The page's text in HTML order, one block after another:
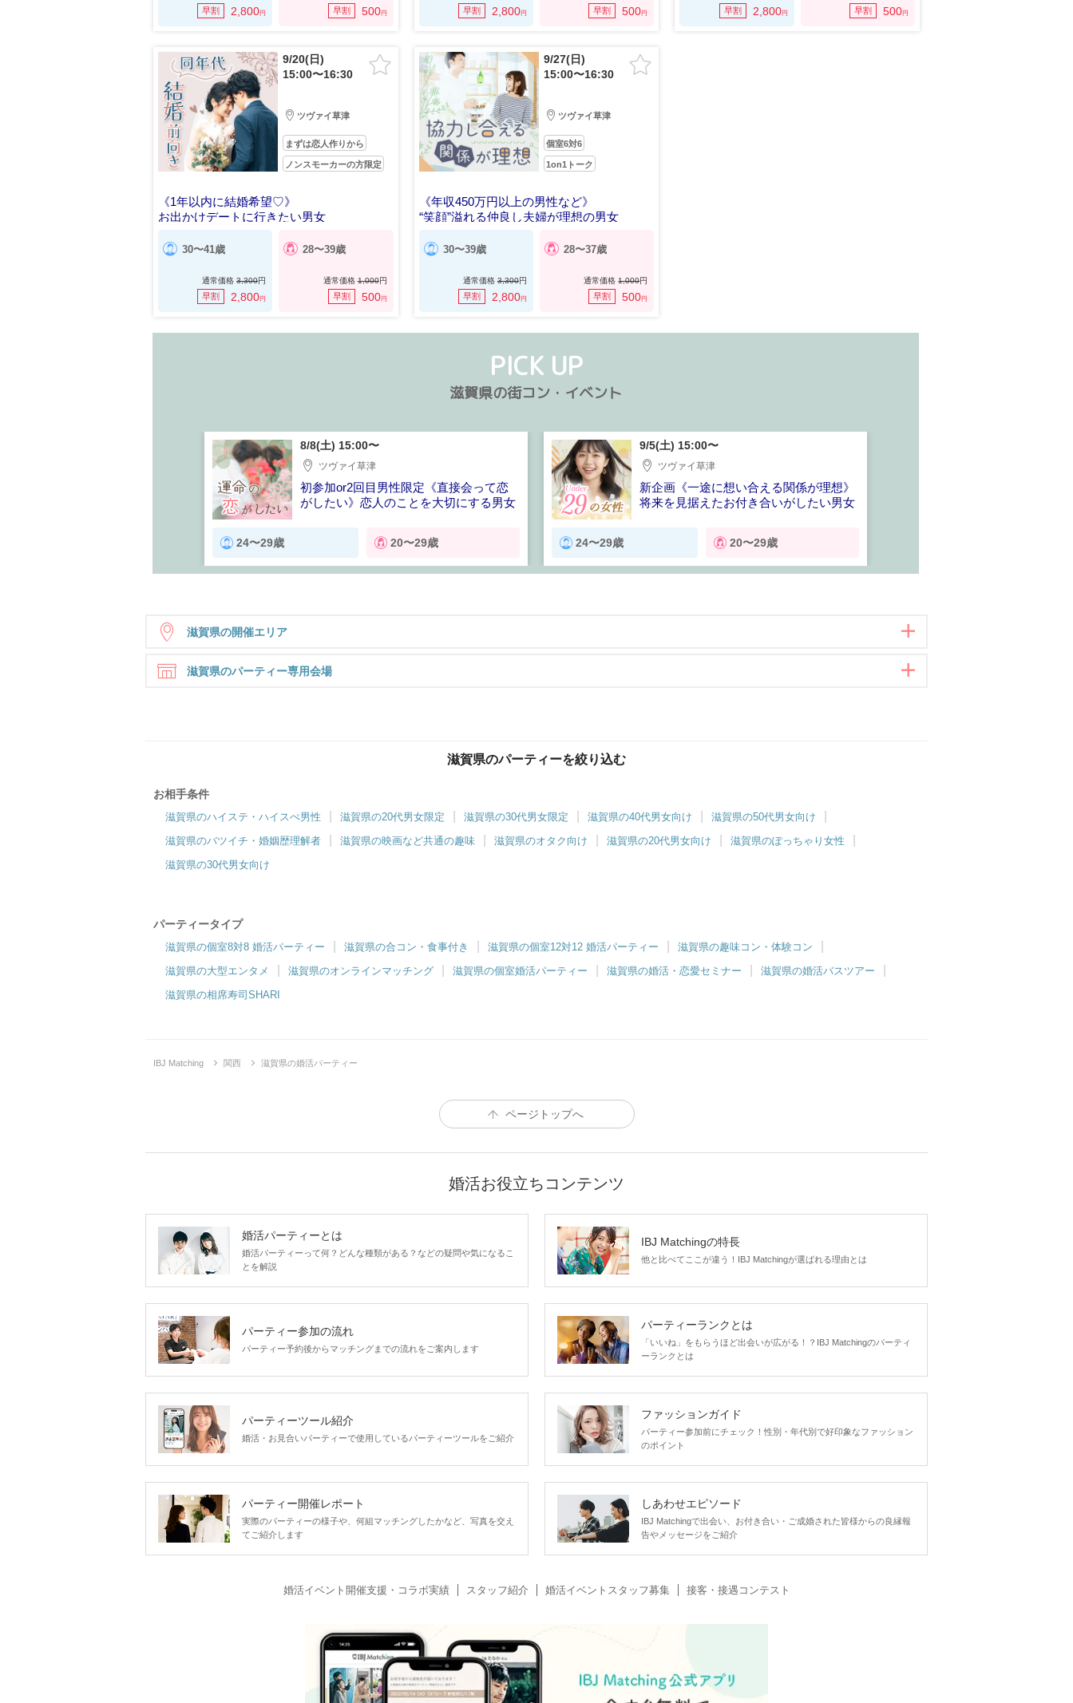
早割 2,800円 早割 500円 早割 2,800円 早割 500円 早割 2,800円 早割 500円
9/20(日)
15:00〜16:30
ツヴァイ草津
まずは恋人作りから
ノンスモーカーの方限定
《1年以内に結婚希望♡》
お出かけデートに行きたい男女
30〜41歳
通常価格3,300円
早割 2,800円
28〜39歳
通常価格1,000円
早割 500円
9/27(日)
15:00〜16:30
ツヴァイ草津
個室6対6
1on1トーク
《年収450万円以上の男性など》
“笑顔”溢れる仲良し夫婦が理想の男女
30〜39歳
通常価格 3,300円
早割 2,800円
28〜37歳
通常価格1,000円
早割 500円
PICK UP
滋賀県の街コン・イベント
8/8(土) 15:00〜
ツヴァイ草津
初参加or2回目男性限定《直接会って恋
がしたい》恋人のことを大切にする男女
24〜29歳 20〜29歳
9/5(土) 15:00〜
ツヴァイ草津
新企画《一途に想い合える関係が理想》
将来を見据えたお付き合いがしたい男女
24〜29歳 20〜29歳
滋賀県の開催エリア
草津 滋賀県のパーティー専用会場
JR南草津駅より徒歩1分！全席個室の
パーティー専用会場♪
滋賀県のパーティーを絞り込む
お相手条件
滋賀県のハイステ・ハイスぺ男性 滋賀県の20代男女限定 滋賀県の30代男女限定 滋賀県の40代男女向け
滋賀県の50代男女向け
滋賀県のバツイチ・婚姻歴理解者
滋賀県の映画など共通の趣味 滋賀県のオタク向け 滋賀県の20代男女向け
滋賀県のぽっちゃり女性
滋賀県の30代男女向け
パーティータイプ
滋賀県の個室8対8 婚活パーティー 滋賀県の合コン・食事付き 滋賀県の個室12対12 婚活パーティー
滋賀県の趣味コン・体験コン
滋賀県の大型エンタメ
滋賀県のオンラインマッチング 滋賀県の個室婚活パーティー 滋賀県の婚活・恋愛セミナー
滋賀県の婚活バスツアー
滋賀県の相席寿司SHARI
IBJ Matching 関西 滋賀県の婚活パーティー
ページトップへ
婚活お役立ちコンテンツ
婚活パーティーとは
婚活パーティーって何？どんな種類がある？などの疑問や気になるこ
とを解説
IBJ Matchingの特長
他と比べてここが違う！IBJ Matchingが選ばれる理由とは
パーティー参加の流れ
パーティー予約後からマッチングまでの流れをご案内します
パーティーランクとは
「いいね」をもらうほど出会いが広がる！？IBJ Matchingのパーティ
ーランクとは
パーティーツール紹介
婚活・お見合いパーティーで使用しているパーティーツールをご紹介
ファッションガイド
パーティー参加前にチェック！性別・年代別で好印象なファッション
のポイント
パーティー開催レポート
実際のパーティーの様子や、何組マッチングしたかなど、写真を交え
てご紹介します
しあわせエピソード
IBJ Matchingで出会い、お付き合い・ご成婚された皆様からの良縁報
告やメッセージをご紹介
婚活イベント開催支援・コラボ実績 スタッフ紹介 婚活イベントスタッフ募集 接客・接遇コンテスト